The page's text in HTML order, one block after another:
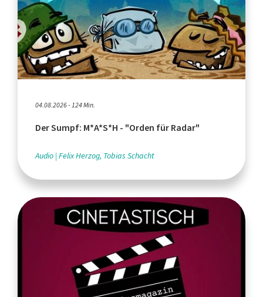
04.08.2026 - 124 Min.
Der Sumpf: M*A*S*H - "Orden für Radar"
Audio Felix Herzog, Tobias Schacht